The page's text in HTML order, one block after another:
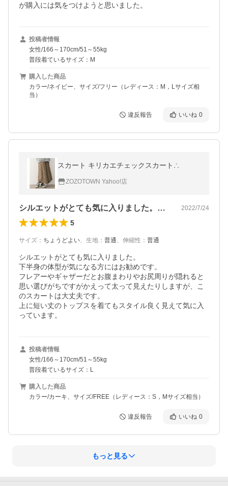
が購入には気をつけようと思いました。
投稿者情報
女性/166～170cm/51～55kg
普段着ているサイズ：M
購入した商品
カラー/ネイビー、サイズ/フリー（レディース：M，Lサイズ相
当）
違反報告 いいね 0
スカート キリカエチェックスカート∴
ZOZOTOWN Yahoo!店
シルエットがとても気に入りました。下半… 2022/7/24
5
サイズ ： ちょうどよい、 生地 ： 普通、 伸縮性 ： 普通
シルエットがとても気に入りました。
下半身の体型が気になる方にはお勧めです。
フレアーやギャザーだとお腹まわりやお尻周りが隠れると
思い選びがちですがかえって太って見えたりしますが、こ
のスカートは大丈夫です。
上に短い丈のトップスを着てもスタイル良く見えて気に入
っています。
投稿者情報
女性/166～170cm/51～55kg
普段着ているサイズ：L
購入した商品
カラー/カーキ、サイズ/FREE（レディース：S，Mサイズ相当）
違反報告 いいね 0
もっと見る